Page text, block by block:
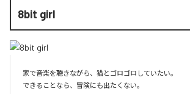
8bit girl
家で音楽を聴きながら、猫とゴロゴロしていたい。
できることなら、冒険にも出たくない。